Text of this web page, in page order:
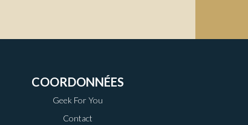
COORDONNÉES
Geek For You
Contact